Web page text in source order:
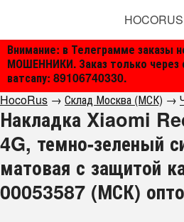
Внимание: в Телеграмме заказы
МОШЕННИКИ. Заказ только через
ватсапу: 89106740330.
HOCORUS
HocoRus → Склад Москва (МСК) →
Накладка Xiaomi
4G, темно-зеленый
матовая с защитой
00053587 (МСК)